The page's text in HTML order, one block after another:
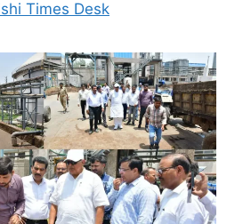
Times Desk